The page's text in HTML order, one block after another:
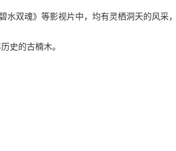
双魂》等影视片中，均有灵栖洞天的风采
史的古楠木。